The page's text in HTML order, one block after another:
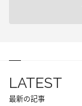
LATEST
最新の記事